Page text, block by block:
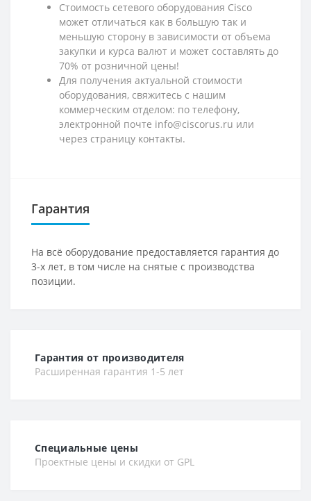
Стоимость сетевого оборудования Cisco
может отличаться как в большую так и
меньшую сторону в зависимости от объема
закупки и курса валют и может составлять до
70% от розничной цены!
Для получения актуальной стоимости
оборудования, свяжитесь с нашим
коммерческим отделом: по телефону,
электронной почте info@ciscorus.ru или
через страницу контакты.
Гарантия
На всё оборудование предоставляется гарантия до
3-х лет, в том числе на снятые с производства
позиции.
Гарантия от производителя
Расширенная гарантия 1-5 лет
Специальные цены
Проектные цены и скидки от GPL